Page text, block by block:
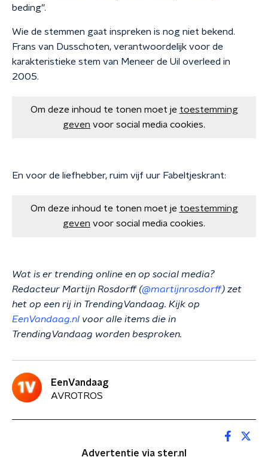
beding”.
Wie de stemmen gaat inspreken is nog niet bekend.
Frans van Dusschoten, verantwoordelijk voor de
karakteristieke stem van Meneer de Uil overleed in
2005.
Om deze inhoud te tonen moet je toestemming
geven voor social media cookies.
En voor de liefhebber, ruim vijf uur Fabeltjeskrant:
Om deze inhoud te tonen moet je toestemming
geven voor social media cookies.
Wat is er trending online en op social media?
Redacteur Martijn Rosdorff (@martijnrosdorff) zet
het op een rij in TrendingVandaag. Kijk op
EenVandaag.nl voor alle items die in
TrendingVandaag worden besproken.
EenVandaag
AVROTROS
Advertentie via ster.nl